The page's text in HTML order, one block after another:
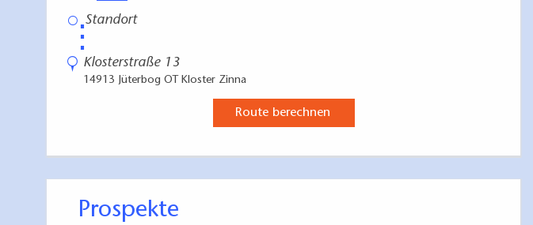
⋮
Klosterstraße 13
14913 Jüterbog OT Kloster Zinna
Route berechnen
Prospekte